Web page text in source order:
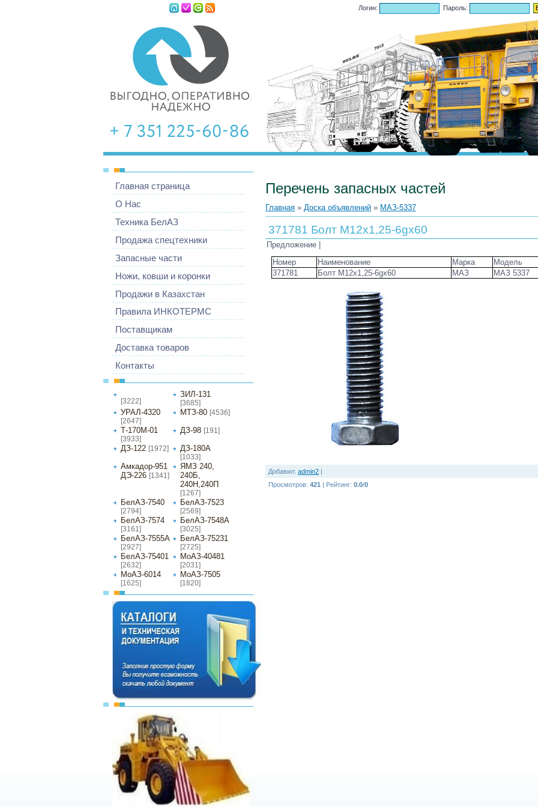
Логин: Пароль:
Главная страница
О Нас
Техника БелАЗ
Продажа спецтехники
Запасные части
Ножи, ковши и коронки
Продажи в Казахстан
Правила ИНКОТЕРМС
Поставщикам
Доставка товаров
Контакты
[3222]
ЗИЛ-131
[3685]
УРАЛ-4320
[2647]
МТЗ-80 [4536]
Т-170М-01
[3933]
ДЗ-98 [191]
ДЗ-122 [1972] ДЗ-180А
[1033]
Амкадор-951
ДЭ-226 [1341]
ЯМЗ 240,
240Б,
240Н,240П
[1267]
БелАЗ-7540
[2794]
БелАЗ-7523
[2569]
БелАЗ-7574
[3161]
БелАЗ-7548А
[3025]
БелАЗ-7555А
[2927]
БелАЗ-75231
[2725]
БелАЗ-75401
[2632]
МоАЗ-40481
[2031]
МоАЗ-6014
[1625]
МоАЗ-7505
[1820]
Перечень запасных частей
Главная » Доска объявлений » МАЗ-5337
371781 Болт М12х1,25-6gх60
Предложение |
Номер Наименование Марка Модель
371781
Болт М12х1,25-6gх60 МАЗ МАЗ 5337
Добавил: admin2
Просмотров: 421 Рейтинг: 0.0/0